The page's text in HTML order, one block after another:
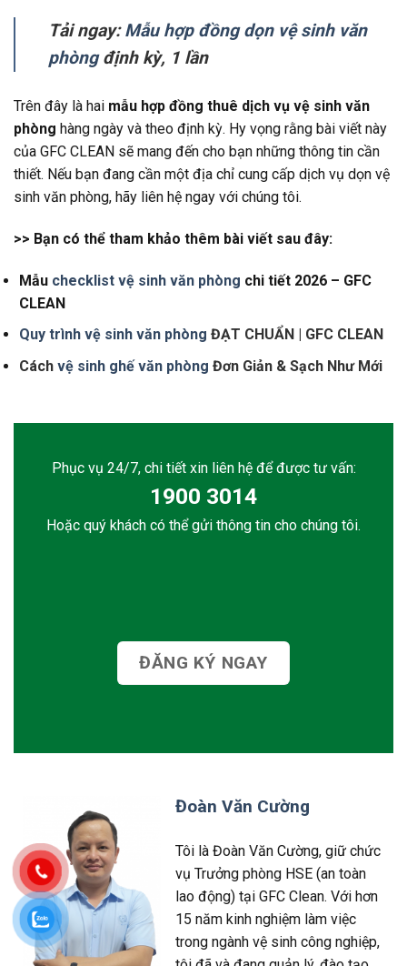
Tải ngay:Mẫu hợp đồng dọn vệ sinh văn
phòngđịnh kỳ, 1 lần
Trên đây là hai mẫu hợp đồng thuê dịch vụ vệ sinh văn
phòng hàng ngày và theo định kỳ. Hy vọng rằng bài viết này
của GFC CLEAN sẽ mang đến cho bạn những thông tin cần
thiết. Nếu bạn đang cần một địa chỉ cung cấp dịch vụ dọn vệ
sinh văn phòng, hãy liên hệ ngay với chúng tôi.
>> Bạn có thể tham khảo thêm bài viết sau đây:
Mẫu checklist vệ sinh văn phòng chi tiết 2026 – GFC
CLEAN
Quy trình vệ sinh văn phòng ĐẠT CHUẨN | GFC CLEAN
Cách vệ sinh ghế văn phòng Đơn Giản & Sạch Như Mới
Phục vụ 24/7, chi tiết xin liên hệ để được tư vấn:
1900 3014
Hoặc quý khách có thể gửi thông tin cho chúng tôi.
ĐĂNG KÝ NGAY
Đoàn Văn Cường
Tôi là Đoàn Văn Cường, giữ chức
vụ Trưởng phòng HSE (an toàn
lao động) tại GFC Clean. Với hơn
15 năm kinh nghiệm làm việc
trong ngành vệ sinh công nghiệp,